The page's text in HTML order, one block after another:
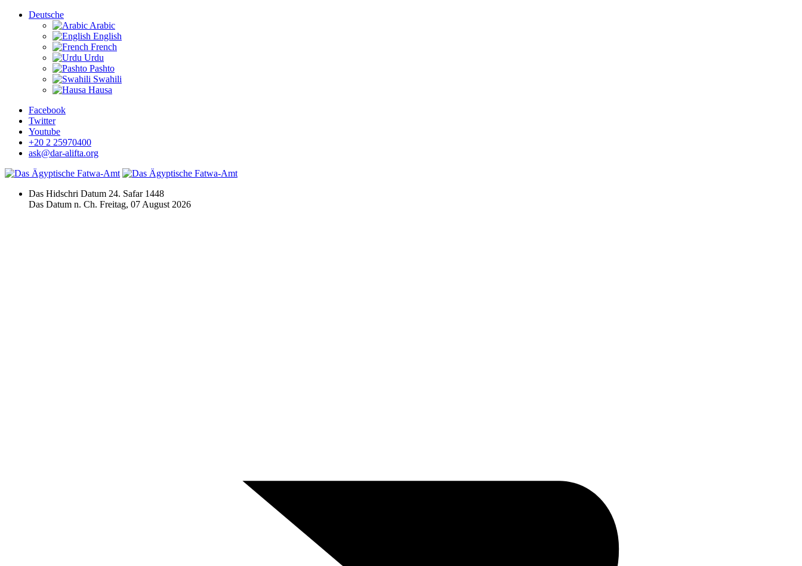
Deutsche
Arabic
English
French
Urdu
Pashto
Swahili
Hausa
Facebook
Twitter
Youtube
+20 2 25970400
ask@dar-alifta.org
Das Hidschri Datum 24. Safar 1448
Das Datum n. Ch. Freitag, 07 August 2026